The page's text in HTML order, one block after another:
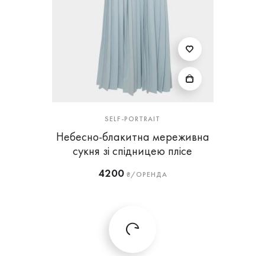
SELF-PORTRAIT
Небесно-блакитна мереживна
сукня зі спідницею плісе
4200₴/ОРЕНДА